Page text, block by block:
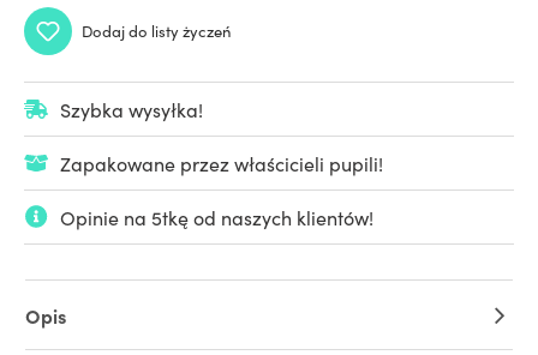
Dodaj do listy życzeń
Szybka wysyłka!
Zapakowane przez właścicieli pupili!
Opinie na 5tkę od naszych klientów!
Opis